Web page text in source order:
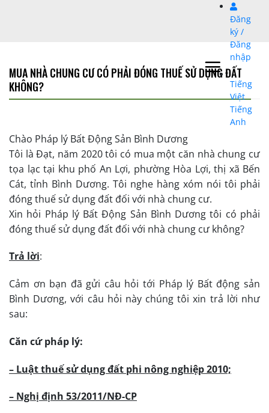
Đăng
ký /
Đăng
nhập
Tiếng
Việt
Tiếng
Anh
MUA NHÀ CHUNG CƯ CÓ PHẢI ĐÓNG THUẾ SỬ DỤNG ĐẤT
KHÔNG?
Chào Pháp lý Bất Động Sản Bình Dương
Tôi là Đạt, năm 2020 tôi có mua một căn nhà chung cư
tọa lạc tại khu phố An Lợi, phường Hòa Lợi, thị xã Bến
Cát, tỉnh Bình Dương. Tôi nghe hàng xóm nói tôi phải
đóng thuế sử dụng đất đối với nhà chung cư.
Xin hỏi Pháp lý Bất Động Sản Bình Dương tôi có phải
đóng thuế sử dụng đất đối với nhà chung cư không?
Trả lời:
Cảm ơn bạn đã gửi câu hỏi tới Pháp lý Bất động sản
Bình Dương, với câu hỏi này chúng tôi xin trả lời như
sau:
Căn cứ pháp lý:
– Luật thuế sử dụng đất phi nông nghiệp 2010;
– Nghị định 53/2011/NĐ-CP